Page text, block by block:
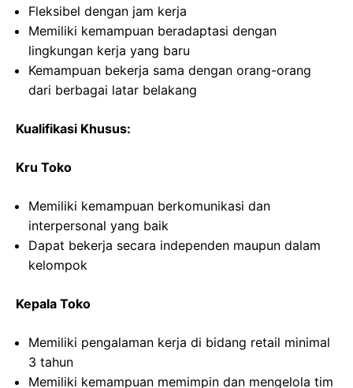
Fleksibel dengan jam kerja
Memiliki kemampuan beradaptasi dengan
lingkungan kerja yang baru
Kemampuan bekerja sama dengan orang-orang
dari berbagai latar belakang
Kualifikasi Khusus:
Kru Toko
Memiliki kemampuan berkomunikasi dan
interpersonal yang baik
Dapat bekerja secara independen maupun dalam
kelompok
Kepala Toko
Memiliki pengalaman kerja di bidang retail minimal
3 tahun
Memiliki kemampuan memimpin dan mengelola tim